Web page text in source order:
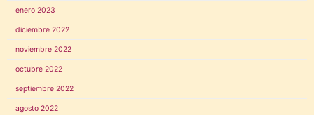
enero 2023
diciembre 2022
noviembre 2022
octubre 2022
septiembre 2022
agosto 2022